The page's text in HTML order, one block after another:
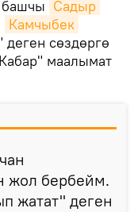
Садыр
Камчыбек
сөздөргө
маалымат
жол бербейм.
жатат" деген